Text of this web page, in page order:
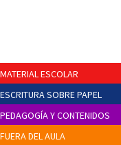
MATERIAL ESCOLAR
ESCRITURA SOBRE PAPEL
PEDAGOGÍA Y CONTENIDOS
FUERA DEL AULA